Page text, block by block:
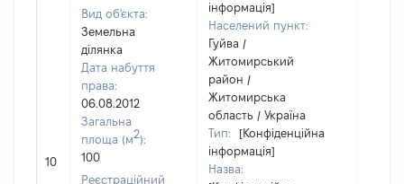
10
Вид об'єкта:
Земельна
ділянка
Дата набуття
права:
06.08.2012
Загальна
площа (м2):
100
Реєстраційний
інформація]
Населений пункт:
Гуйва /
Житомирський
район /
Житомирська
область / Україна
Тип:
[Конфіденційна
інформація]
Назва: